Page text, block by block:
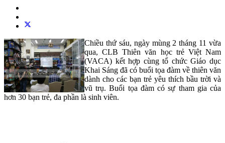
Chiều thứ sáu, ngày mùng 2 tháng 11 vừa
qua, CLB Thiên văn học trẻ Việt Nam
(VACA) kết hợp cùng tổ chức Giáo dục
Khai Sáng đã có buổi tọa đàm về thiên văn
dành cho các bạn trẻ yêu thích bầu trời và
vũ trụ. Buổi tọa đàm có sự tham gia của
hơn 30 bạn trẻ, đa phần là sinh viên.